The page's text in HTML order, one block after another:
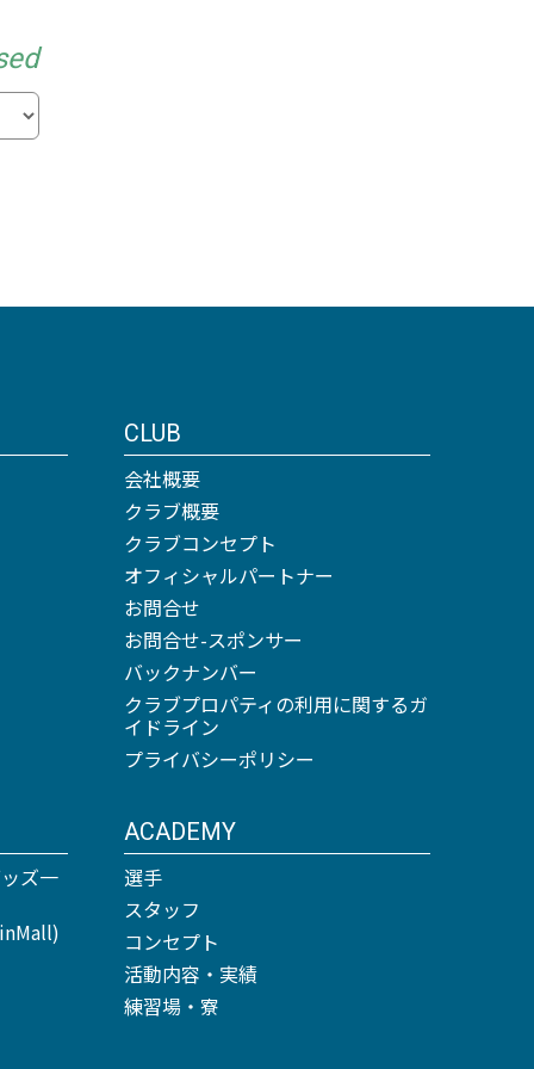
ズ一
ACADEMY
選手
スタッフ
コンセプト
活動内容・実績
練習場・寮
CLUB
会社概要
クラブ概要
クラブコンセプト
オフィシャルパートナー
お問合せ
お問合せ-スポンサー
バックナンバー
クラブプロパティの利用に関するガ
イドライン
プライバシーポリシー